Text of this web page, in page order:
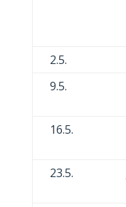
2.5.
9.5.
16.5.
23.5.